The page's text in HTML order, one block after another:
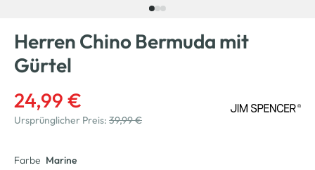
Herren Chino Bermuda mit
Gürtel
24,99 €
Ursprünglicher Preis: 39,99 €
Farbe Marine